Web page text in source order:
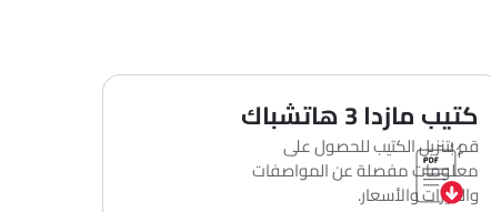
كتيب مازدا 3 هاتشباك
قم بتنزيل الكتيب للحصول على
معلومات مفصلة عن المواصفات
والميزات والأسعار.